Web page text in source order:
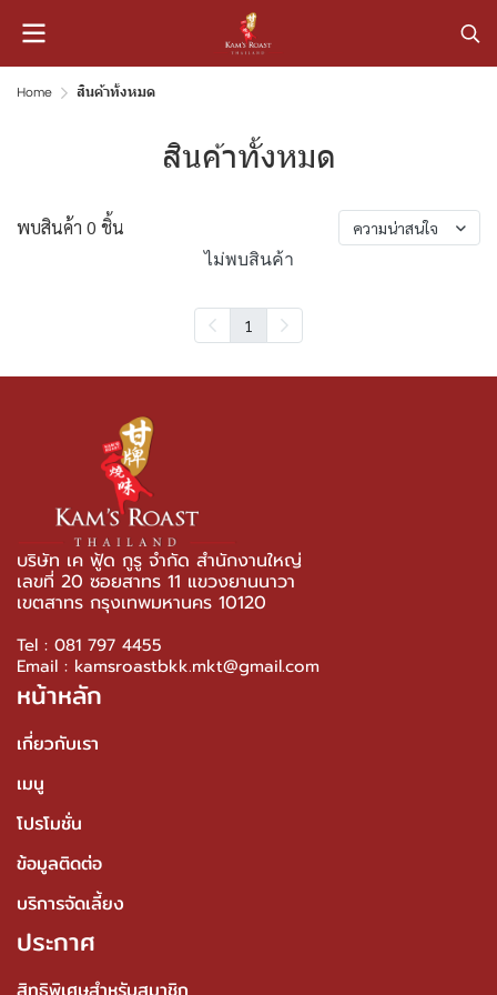
Home สินค้าทั้งหมด
สินค้าทั้งหมด
พบสินค้า 0 ชิ้น ความน่าสนใจ
ไม่พบสินค้า
1
บริษัท เค ฟู้ด กูรู จำกัด สำนักงานใหญ่
เลขที่ 20 ซอยสาทร 11 แขวงยานนาวา
เขตสาทร กรุงเทพมหานคร 10120
Tel : 081 797 4455
Email : kamsroastbkk.mkt@gmail.com
หน้าหลัก
เกี่ยวกับเรา
เมนู
โปรโมชั่น
ข้อมูลติดต่อ
บริการจัดเลี้ยง
ประกาศ